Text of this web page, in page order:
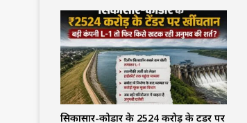
सिकासार-कोडार के ₹2524 करोड़ के टेंडर पर